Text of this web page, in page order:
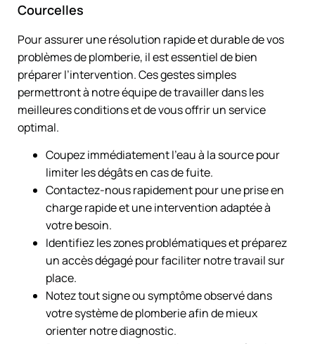
Courcelles
Pour assurer une résolution rapide et durable de vos
problèmes de plomberie, il est essentiel de bien
préparer l’intervention. Ces gestes simples
permettront à notre équipe de travailler dans les
meilleures conditions et de vous offrir un service
optimal.
Coupez immédiatement l’eau à la source pour
limiter les dégâts en cas de fuite.
Contactez-nous rapidement pour une prise en
charge rapide et une intervention adaptée à
votre besoin.
Identifiez les zones problématiques et préparez
un accès dégagé pour faciliter notre travail sur
place.
Notez tout signe ou symptôme observé dans
votre système de plomberie afin de mieux
orienter notre diagnostic.